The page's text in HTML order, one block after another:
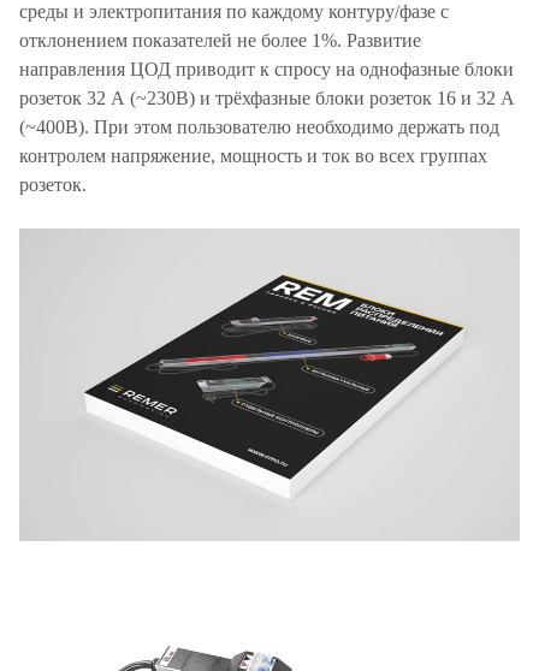
среды и электропитания по каждому контуру/фазе с
отклонением показателей не более 1%. Развитие
направления ЦОД приводит к спросу на однофазные блоки
розеток 32 А (~230В) и трёхфазные блоки розеток 16 и 32 А
(~400В). При этом пользователю необходимо держать под
контролем напряжение, мощность и ток во всех группах
розеток.